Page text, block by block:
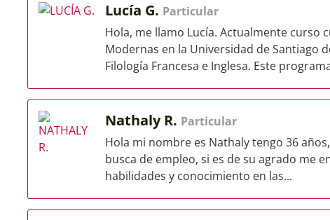
Lucía G. Particular
Hola, me llamo Lucía. Actualmente curso
Modernas en la Universidad de Santiago
Filología Francesa e Inglesa. Este
Nathaly R. Particular
Hola mi nombre es Nathaly tengo 36
busca de empleo, si es de su agrado me
habilidades y conocimiento en las...